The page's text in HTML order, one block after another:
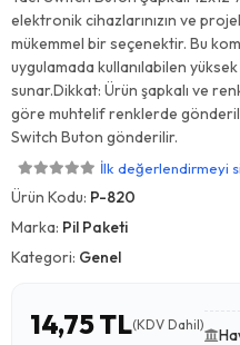
elektronik cihazlarınızın ve
mükemmel bir seçenektir. Bu
uygulamada kullanılabilen
sunar.Dikkat: Ürün şapkalı ve
göre muhtelif renklerde
Switch Buton gönderilir.
İlk değerlendirmeyi
Ürün Kodu: P-820
Marka: Pil Paketi
Kategori: Genel
14,75 TL(KDV Dahil)